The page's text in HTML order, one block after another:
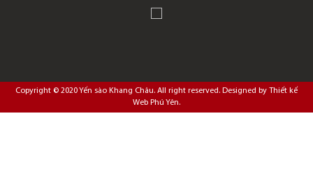
Copyright © 2020Yến sào Khang Châu. All right reserved. Designed by Thiết kế
Web Phú Yên.